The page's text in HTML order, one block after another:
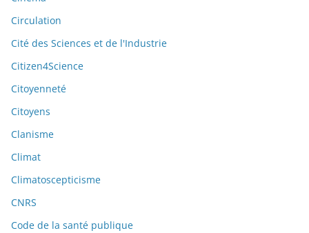
Circulation
Cité des Sciences et de l'Industrie
Citizen4Science
Citoyenneté
Citoyens
Clanisme
Climat
Climatoscepticisme
CNRS
Code de la santé publique